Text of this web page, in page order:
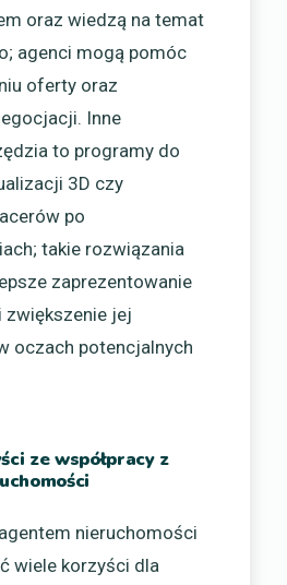
oraz wiedzą na temat
agenci mogą pomóc
oferty oraz
Inne
to programy do
3D czy
po
takie rozwiązania
zaprezentowanie
jej
oczach potencjalnych
ze współpracy z
nieruchomości
wiele korzyści dla